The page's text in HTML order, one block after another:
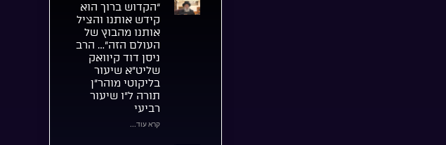
“הקדוש ברוך הוא
קידש אותנו והציל
אותנו מהבוץ של
העולם הזה”… הרב
ניסן דוד קיוואק
שליט”א שיעור
בליקוטי מוהר”ן
תורה ל”ו שיעור
רביעי
קרא עוד...